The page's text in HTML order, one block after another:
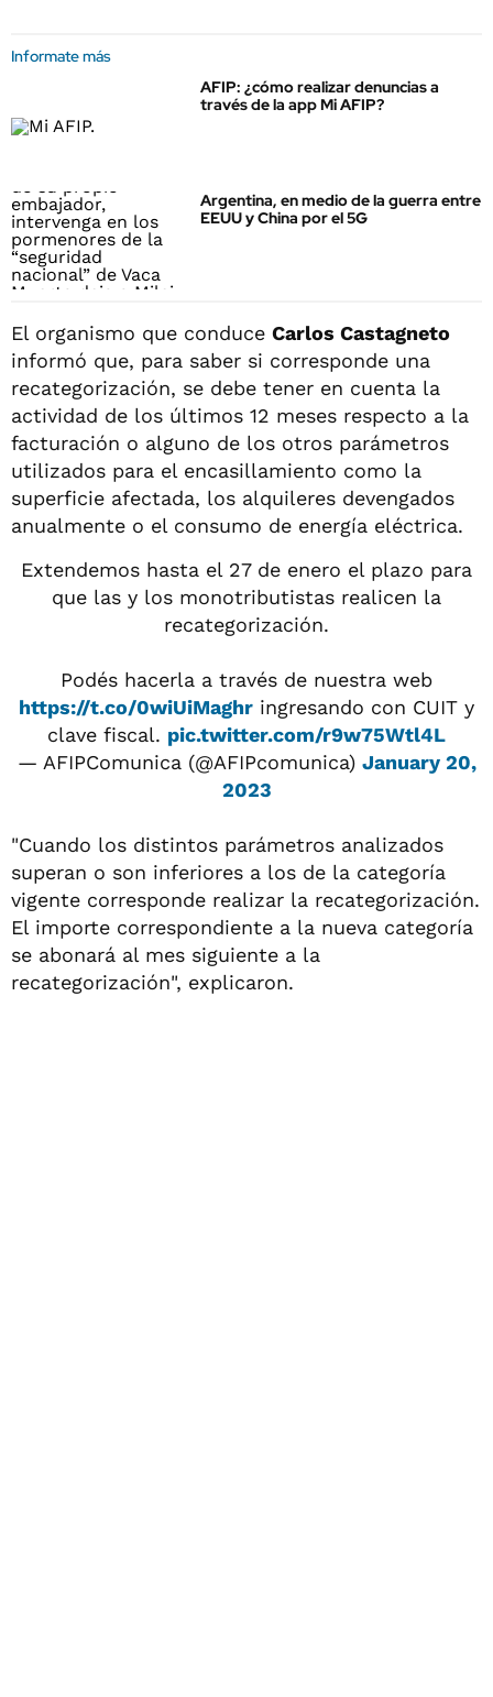
Informate más
AFIP: ¿cómo realizar denuncias a
través de la app Mi AFIP?
Argentina, en medio de la guerra entre
EEUU y China por el 5G
El organismo que conduce Carlos Castagneto
informó que, para saber si corresponde una
recategorización, se debe tener en cuenta la
actividad de los últimos 12 meses respecto a la
facturación o alguno de los otros parámetros
utilizados para el encasillamiento como la
superficie afectada, los alquileres devengados
anualmente o el consumo de energía eléctrica.
Extendemos hasta el 27 de enero el plazo para
que las y los monotributistas realicen la
recategorización.
Podés hacerla a través de nuestra web
https://t.co/0wiUiMaghr ingresando con CUIT y
clave fiscal. pic.twitter.com/r9w75Wtl4L
— AFIPComunica (@AFIPcomunica) January 20,
2023
"Cuando los distintos parámetros analizados
superan o son inferiores a los de la categoría
vigente corresponde realizar la recategorización.
El importe correspondiente a la nueva categoría
se abonará al mes siguiente a la
recategorización", explicaron.